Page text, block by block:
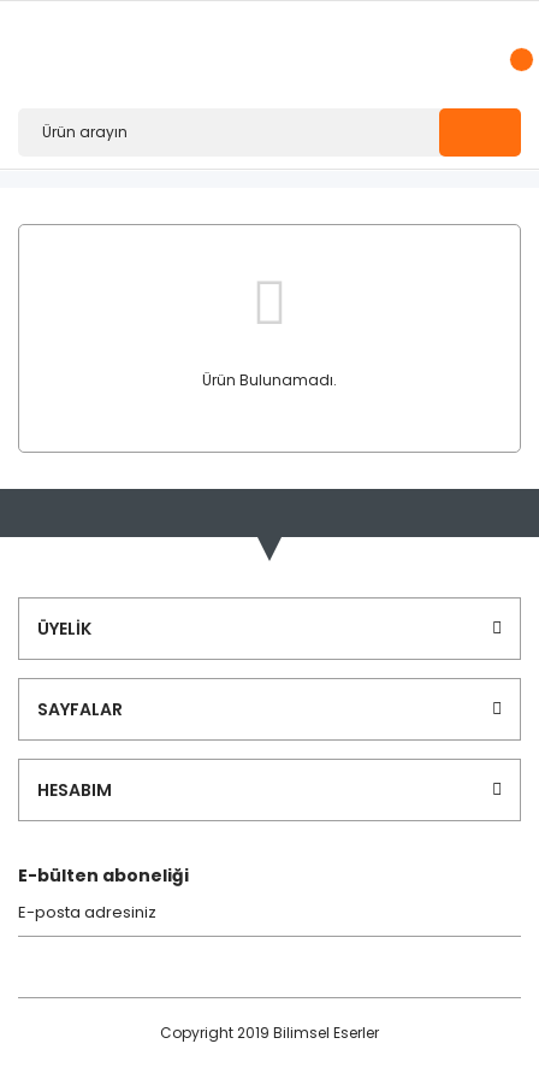
Ürün Bulunamadı.
ÜYELİK
SAYFALAR
HESABIM
E-bülten aboneliği
Copyright 2019 Bilimsel Eserler